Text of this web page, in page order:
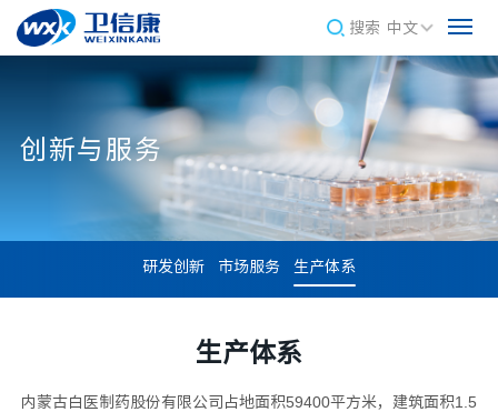
搜索 中文
创新与服务
研发创新 市场服务 生产体系
生产体系
内蒙古白医制药股份有限公司占地面积59400平方米，建筑面积1.5